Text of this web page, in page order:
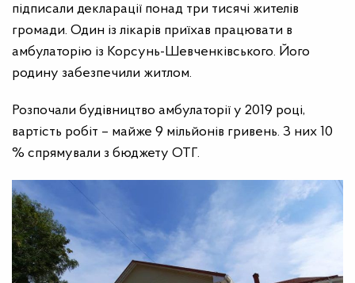
підписали декларації понад три тисячі жителів
громади. Один із лікарів приїхав працювати в
амбулаторію із Корсунь-Шевченківського. Його
родину забезпечили житлом.
Розпочали будівництво амбулаторії у 2019 році,
вартість робіт – майже 9 мільйонів гривень. З них 10
% спрямували з бюджету ОТГ.